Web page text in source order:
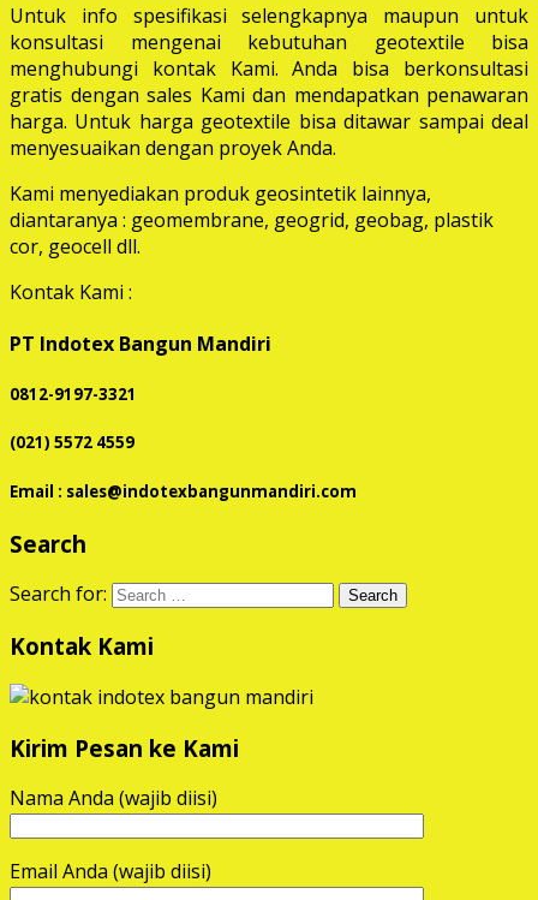
Untuk info spesifikasi selengkapnya maupun untuk
konsultasi mengenai kebutuhan geotextile bisa
menghubungi kontak Kami. Anda bisa berkonsultasi
gratis dengan sales Kami dan mendapatkan penawaran
harga. Untuk harga geotextile bisa ditawar sampai deal
menyesuaikan dengan proyek Anda.
Kami menyediakan produk geosintetik lainnya,
diantaranya : geomembrane, geogrid, geobag, plastik
cor, geocell dll.
Kontak Kami :
PT Indotex Bangun Mandiri
0812-9197-3321
(021) 5572 4559
Email : sales@indotexbangunmandiri.com
Search
Search for:
Kontak Kami
Kirim Pesan ke Kami
Nama Anda (wajib diisi)
Email Anda (wajib diisi)